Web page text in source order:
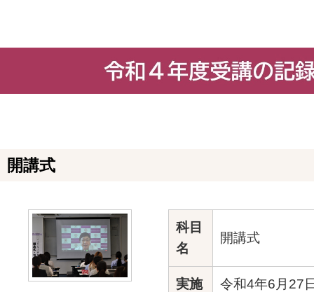
開講式
科目
名
開講式
実施
令和4年6月27